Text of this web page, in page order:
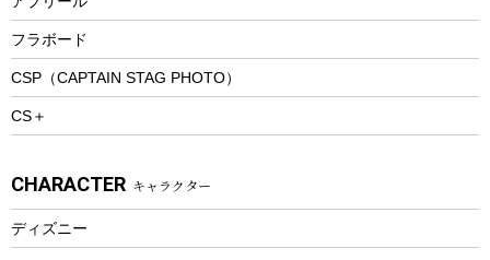
トレッキングアクセサリー
プレイグッズ
ウェルネス
ウェア、タオル
ウェア
フラボード
CSP（CAPTAIN STAG PHOTO）
CS＋
CHARACTER キャラクター
ディズニー